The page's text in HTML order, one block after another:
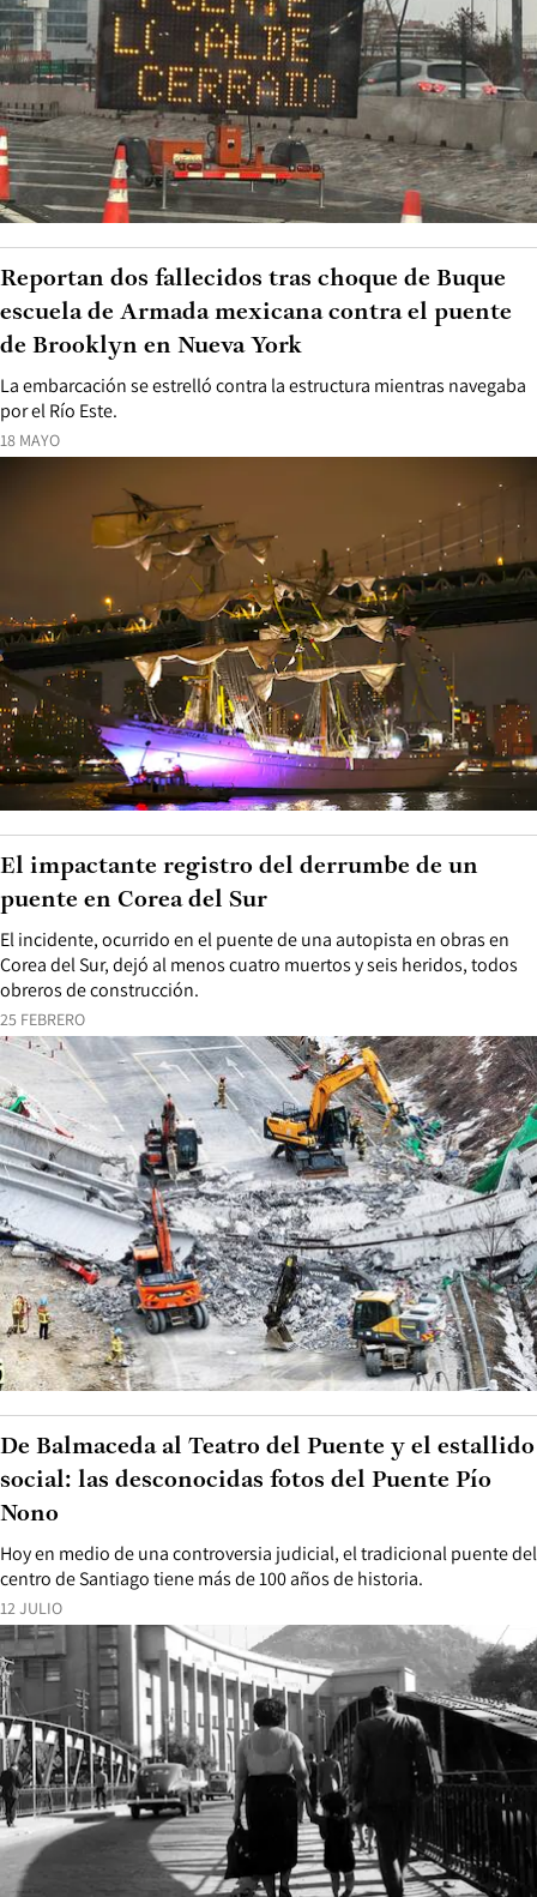
18 MAYO
La embarcación se estrelló contra la estructura mientras navegaba
por el Río Este.
Reportan dos fallecidos tras choque de Buque
escuela de Armada mexicana contra el puente
de Brooklyn en Nueva York
25 FEBRERO
El incidente, ocurrido en el puente de una autopista en obras en
Corea del Sur, dejó al menos cuatro muertos y seis heridos, todos
obreros de construcción.
El impactante registro del derrumbe de un
puente en Corea del Sur
12 JULIO
Hoy en medio de una controversia judicial, el tradicional puente del
centro de Santiago tiene más de 100 años de historia.
De Balmaceda al Teatro del Puente y el estallido
social: las desconocidas fotos del Puente Pío
Nono